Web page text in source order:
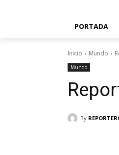
PORTADA
Inicio Mundo
Mundo
By